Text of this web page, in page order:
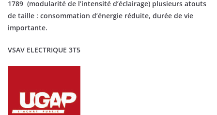
1789 (modularité de l’intensité d’éclairage) plusieurs atouts
de taille : consommation d’énergie réduite, durée de vie
importante.
VSAV ELECTRIQUE 3T5